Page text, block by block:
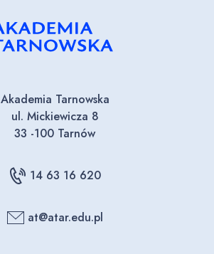
Akademia Tarnowska
ul. Mickiewicza 8
33 -100 Tarnów
14 63 16 620
at@atar.edu.pl